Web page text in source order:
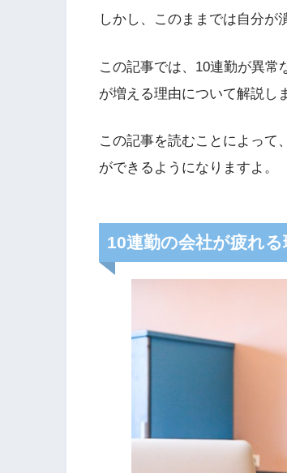
しかし、このままでは自分が
この記事では、10連勤が異常
が増える理由について解説し
この記事を読むことによって
ができるようになりますよ。
10連勤の会社が疲れる